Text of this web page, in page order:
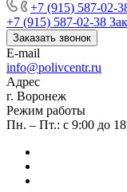
+7 (915) 587-02-
+7 (915) 587-02-38
Заказать звонок
E-mail
info@polivcentr.ru
Адрес
г. Воронеж
Режим работы
Пн. – Пт.: с 9:00 до